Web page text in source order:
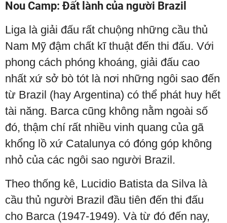
Nou Camp: Đất lành của người Brazil
Liga là giải đấu rất chuộng những cầu thủ
Nam Mỹ đậm chất kĩ thuật đến thi đấu. Với
phong cách phóng khoáng, giải đấu cao
nhất xứ sở bò tót là nơi những ngôi sao đến
từ Brazil (hay Argentina) có thể phát huy hết
tài năng. Barca cũng không nằm ngoài số
đó, thậm chí rất nhiều vinh quang của gã
khổng lồ xứ Catalunya có đóng góp không
nhỏ của các ngôi sao người Brazil.
Theo thống kê, Lucidio Batista da Silva là
cầu thủ người Brazil đầu tiên đến thi đấu
cho Barca (1947-1949). Và từ đó đến nay,